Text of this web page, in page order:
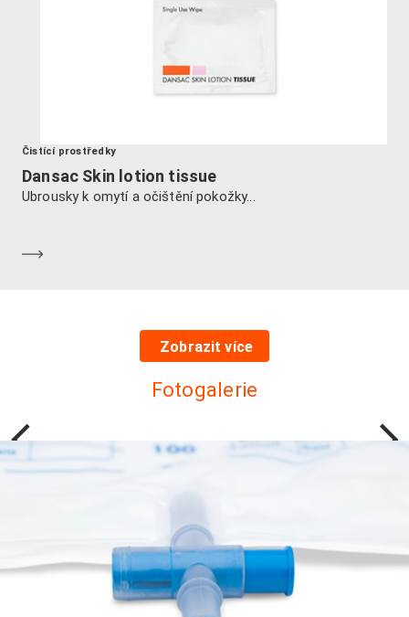
Čistící prostředky
Dansac Skin lotion tissue
Ubrousky k omytí a očištění pokožky...
Zobrazit více
Fotogalerie
Předchozí Další